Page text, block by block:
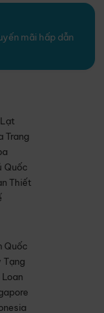
mãi hấp dẫn
Trang
Quốc
Thiết
Quốc
Tạng